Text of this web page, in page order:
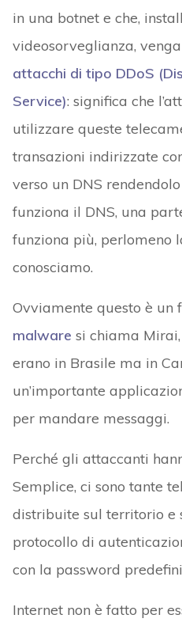
in una botnet e che,
videosorveglianza,
attacchi di tipo DDoS
Service): significa che
utilizzare queste
transazioni indirizzate
verso un DNS
funziona il DNS, una
funziona più, perlomeno
conosciamo.
Ovviamente questo è un
malware si chiama
erano in Brasile ma in
un’importante
per mandare messaggi.
Perché gli attaccanti
Semplice, ci sono tante
distribuite sul territorio e
protocollo di
con la password
Internet non è fatto per